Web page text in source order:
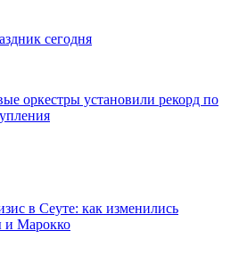
сегодня
оркестры установили рекорд по
в Сеуте: как изменились
и Марокко